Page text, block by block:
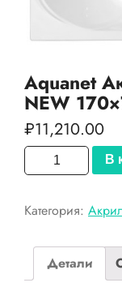
Aquanet
NEW
₽11,210.00
Количество
товара
Акриловая
West
NEW
В
Категория:
Детали